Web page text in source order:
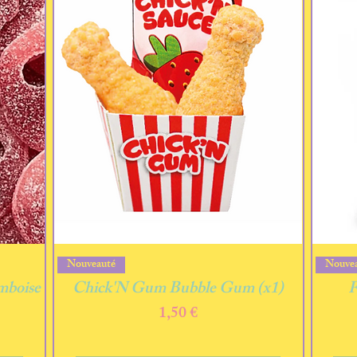
Nouveauté
Chick'N Gum Bubble Gum (x1)
Prix
1,50 €